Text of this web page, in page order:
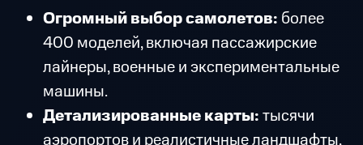
Огромный выбор самолетов: более
400 моделей, включая пассажирские
лайнеры, военные и экспериментальные
машины.
Детализированные карты:тысячи
аэропортов и реалистичные ландшафты,